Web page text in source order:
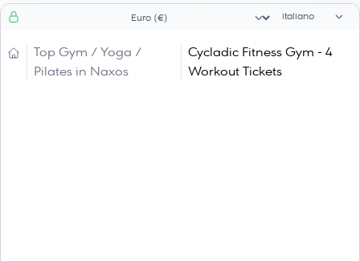
Selezionatore valuta Selettore di
Top Gym / Yoga /
Pilates in Naxos
Cycladic Fitness Gym - 4
Workout Tickets